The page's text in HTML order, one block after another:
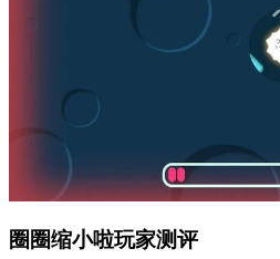
圈圈缩小啦玩家测评